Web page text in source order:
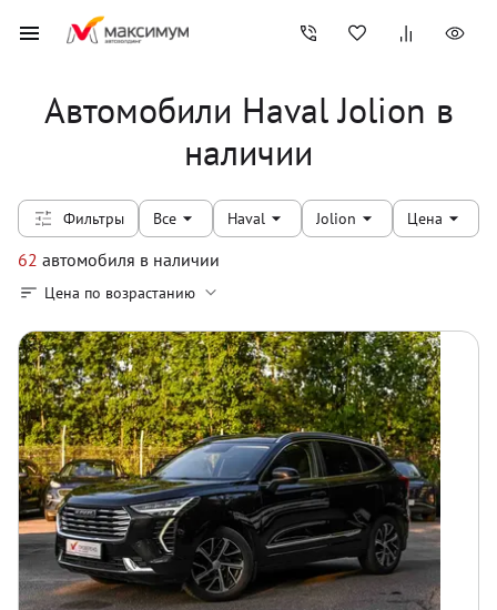
Автомобили Haval Jolion в
наличии
Фильтры Все Haval Jolion Цена
62 автомобиля в наличии
Цена по возрастанию